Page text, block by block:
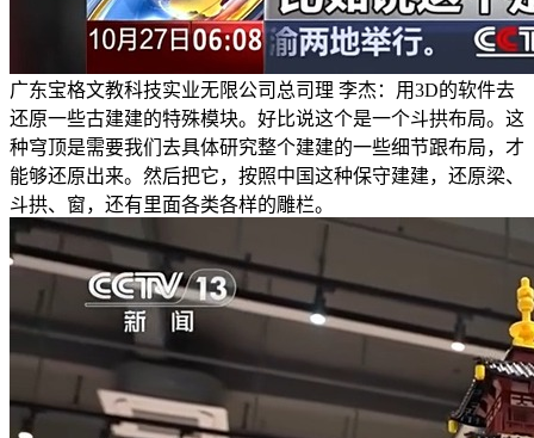
广东宝格文教科技实业无限公司总司理 李杰：用3D的软件去
还原一些古建建的特殊模块。好比说这个是一个斗拱布局。这
种穹顶是需要我们去具体研究整个建建的一些细节跟布局，才
能够还原出来。然后把它，按照中国这种保守建建，还原梁、
斗拱、窗，还有里面各类各样的雕栏。